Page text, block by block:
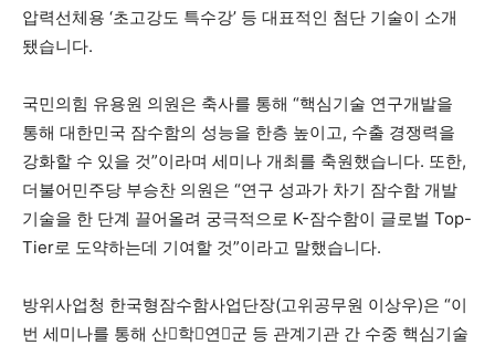
압력선체용 ‘초고강도 특수강’ 등 대표적인 첨단 기술이 소개
됐습니다.
국민의힘 유용원 의원은 축사를 통해 “핵심기술 연구개발을
통해 대한민국 잠수함의 성능을 한층 높이고, 수출 경쟁력을
강화할 수 있을 것”이라며 세미나 개최를 축원했습니다. 또한,
더불어민주당 부승찬 의원은 “연구 성과가 차기 잠수함 개발
기술을 한 단계 끌어올려 궁극적으로 K-잠수함이 글로벌 Top-
Tier로 도약하는데 기여할 것”이라고 말했습니다.
방위사업청 한국형잠수함사업단장(고위공무원 이상우)은 “이
번 세미나를 통해 산학연군 등 관계기관 간 수중 핵심기술